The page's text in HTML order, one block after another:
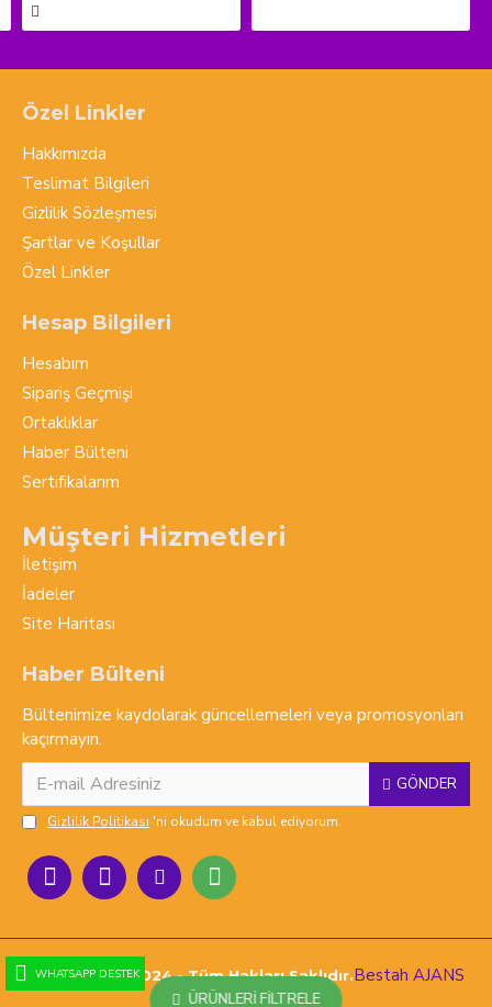
WHATSAPP DESTEK
Özel Linkler
Hakkımızda
Teslimat Bilgileri
Gizlilik Sözleşmesi
Şartlar ve Koşullar
Özel Linkler
Hesap Bilgileri
Hesabım
Sipariş Geçmişi
Ortaklıklar
Haber Bülteni
Sertifikalarım
Müşteri Hizmetleri
İletişim
İadeler
Site Haritası
Haber Bülteni
Bültenimize kaydolarak güncellemeleri veya promosyonları
kaçırmayın.
GÖNDER
Gizlilik Politikası 'ni okudum ve kabul ediyorum.
Copyright © 2024 - Tüm Hakları Saklıdır.Bestah AJANS
ÜRÜNLERI FILTRELE